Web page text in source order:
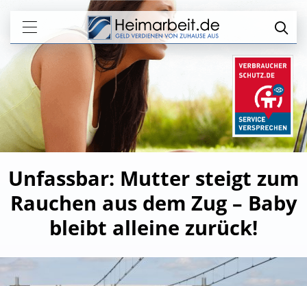
Unfassbar: Mutter steigt zum
Rauchen aus dem Zug – Baby
bleibt alleine zurück!